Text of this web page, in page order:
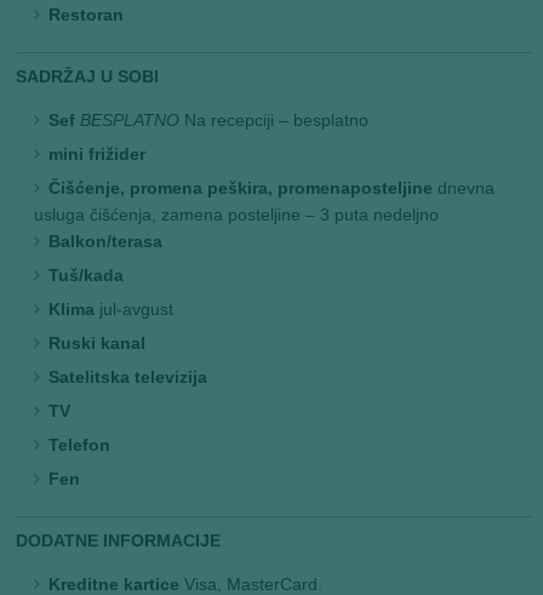
Restoran
SADRŽAJ U SOBI
Sef BESPLATNO Na recepciji – besplatno
mini frižider
Čišćenje, promena peškira, promenaposteljine dnevna
usluga čišćenja, zamena posteljine – 3 puta nedeljno
Balkon/terasa
Tuš/kada
Klima jul-avgust
Ruski kanal
Satelitska televizija
TV
Telefon
Fen
DODATNE INFORMACIJE
Kreditne karticeVisa, MasterCard.